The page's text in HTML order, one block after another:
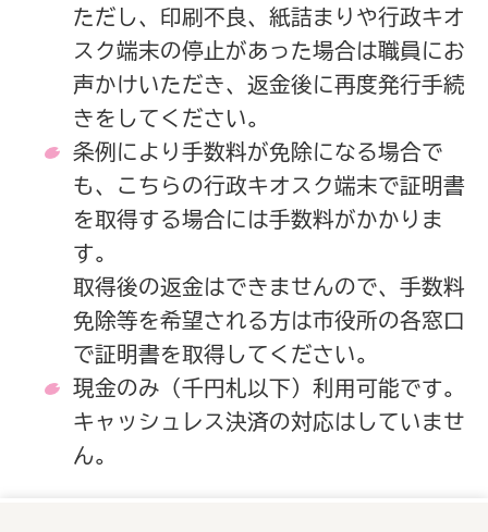
ただし、印刷不良、紙詰まりや行政キオ
スク端末の停止があった場合は職員にお
声かけいただき、返金後に再度発行手続
きをしてください。
条例により手数料が免除になる場合で
も、こちらの行政キオスク端末で証明書
を取得する場合には手数料がかかりま
す。
取得後の返金はできませんので、手数料
免除等を希望される方は市役所の各窓口
で証明書を取得してください。
現金のみ（千円札以下）利用可能です。
キャッシュレス決済の対応はしていませ
ん。